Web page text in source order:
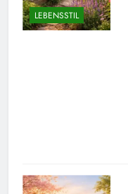
LEBENSSTIL